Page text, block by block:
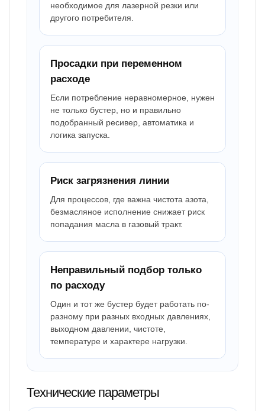
необходимое для лазерной резки или
другого потребителя.
Просадки при переменном
расходе
Если потребление неравномерное, нужен
не только бустер, но и правильно
подобранный ресивер, автоматика и
логика запуска.
Риск загрязнения линии
Для процессов, где важна чистота азота,
безмасляное исполнение снижает риск
попадания масла в газовый тракт.
Неправильный подбор только
по расходу
Один и тот же бустер будет работать по-
разному при разных входных давлениях,
выходном давлении, чистоте,
температуре и характере нагрузки.
Технические параметры